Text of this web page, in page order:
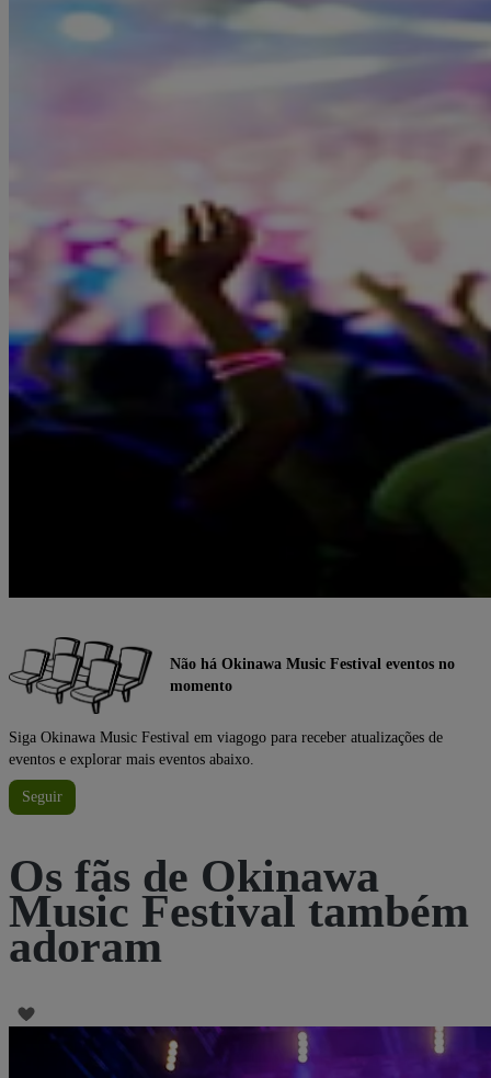
Não há Okinawa Music Festival eventos no
momento
Siga Okinawa Music Festival em viagogo para receber atualizações de
eventos e explorar mais eventos abaixo.
Seguir
Os fãs de Okinawa
Music Festival também
adoram